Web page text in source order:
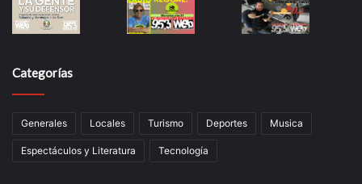
Categorías
Generales Locales Turismo Deportes Musica
Espectáculos y Literatura Tecnología